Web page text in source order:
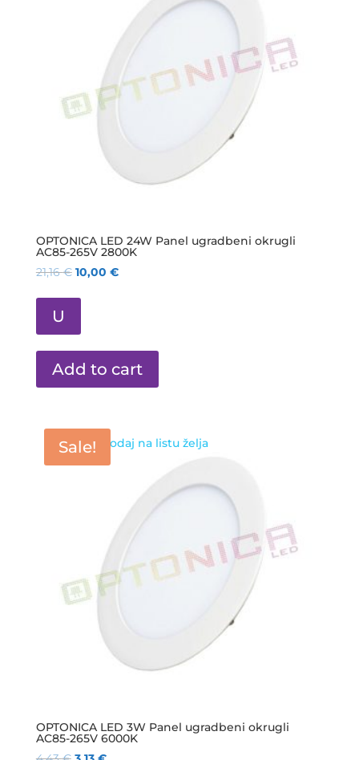
OPTONICA LED 24W Panel ugradbeni okrugli
AC85-265V 2800K
21,16€ 10,00 €
U
Add to cart
Sale!
OPTONICA LED 3W Panel ugradbeni okrugli
AC85-265V 6000K
Dodaj na listu želja